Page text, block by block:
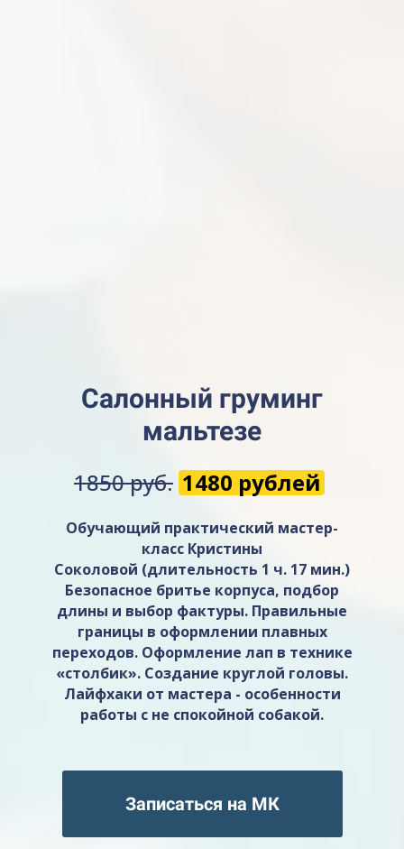
Салонный груминг
мальтезе
1850 руб. 1480 рублей
Обучающий практический мастер-
класс Кристины
Соколовой (длительность 1 ч. 17 мин.)
Безопасное бритье корпуса, подбор
длины и выбор фактуры. Правильные
границы в оформлении плавных
переходов. Оформление лап в технике
«столбик». Создание круглой головы.
Лайфхаки от мастера - особенности
работы с не спокойной собакой.
Записаться на МК